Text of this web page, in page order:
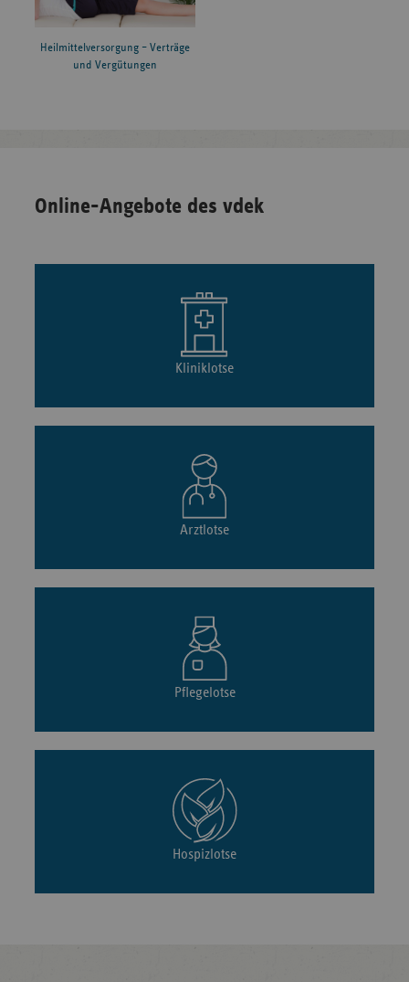
Heilmittelversorgung – Verträge
und Vergütungen
Online-Angebote des vdek
Kliniklotse
Arztlotse
Pflegelotse
Hospizlotse